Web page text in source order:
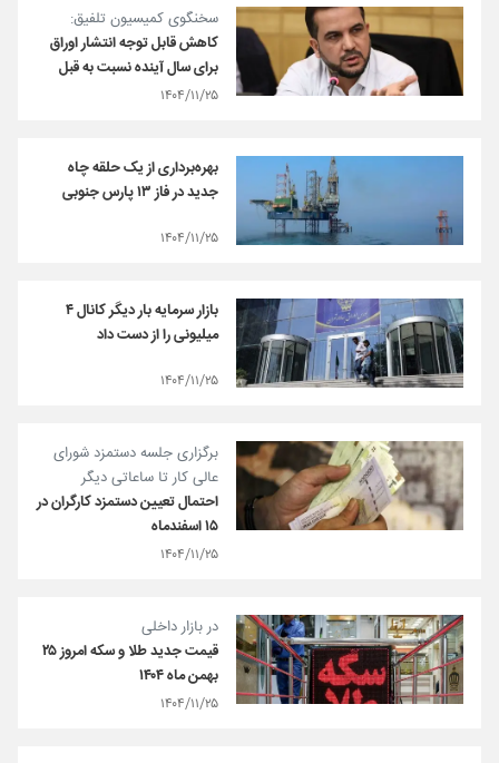
سخنگوی کمیسیون تلفیق:
کاهش قابل توجه انتشار اوراق
برای سال آینده نسبت به قبل
۱۴۰۴/۱۱/۲۵
بهره‌برداری از یک حلقه چاه
جدید در فاز ۱۳ پارس جنوبی
۱۴۰۴/۱۱/۲۵
بازار سرمایه بار دیگر کانال ۴
میلیونی را از دست داد
۱۴۰۴/۱۱/۲۵
برگزاری جلسه دستمزد شورای
عالی کار تا ساعاتی دیگر
احتمال تعیین دستمزد کارگران در
۱۵ اسفندماه
۱۴۰۴/۱۱/۲۵
در بازار داخلی
قیمت جدید طلا و سکه امروز ۲۵
بهمن ماه ۱۴۰۴
۱۴۰۴/۱۱/۲۵